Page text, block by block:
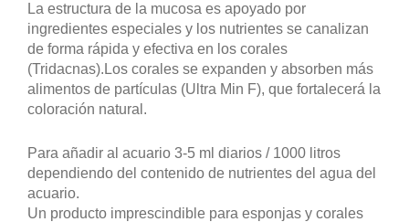
La estructura de la mucosa es apoyado por
ingredientes especiales y los nutrientes se canalizan
de forma rápida y efectiva en los corales
(Tridacnas).Los corales se expanden y absorben más
alimentos de partículas (Ultra Min F), que fortalecerá la
coloración natural.
Para añadir al acuario 3-5 ml diarios / 1000 litros
dependiendo del contenido de nutrientes del agua del
acuario.
Un producto imprescindible para esponjas y corales